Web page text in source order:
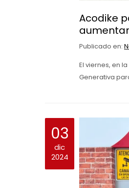
Acodike
Publicado en:
El viernes, en
Generativa
03
dic
2024